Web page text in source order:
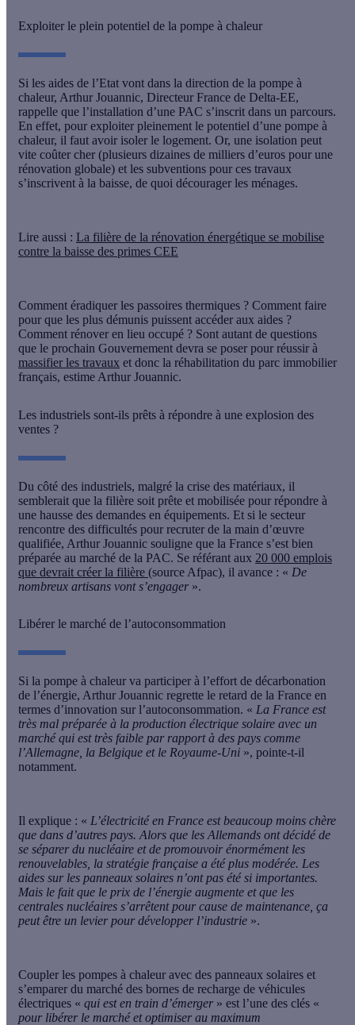
Exploiter le plein potentiel de la pompe à chaleur
Si les aides de l’Etat vont dans la direction de la pompe à
chaleur, Arthur Jouannic, Directeur France de Delta-EE,
rappelle que l’installation d’une PAC s’inscrit dans un parcours.
En effet, pour exploiter pleinement le potentiel d’une pompe à
chaleur, il faut avoir isoler le logement. Or, une isolation peut
vite coûter cher (plusieurs dizaines de milliers d’euros pour une
rénovation globale) et les subventions pour ces travaux
s’inscrivent à la baisse, de quoi décourager les ménages.
Lire aussi : La filière de la rénovation énergétique se mobilise
contre la baisse des primes CEE
Comment éradiquer les passoires thermiques ? Comment faire
pour que les plus démunis puissent accéder aux aides ?
Comment rénover en lieu occupé ? Sont autant de questions
que le prochain Gouvernement devra se poser pour réussir à
massifier les travaux et donc la réhabilitation du parc immobilier
français, estime Arthur Jouannic.
Les industriels sont-ils prêts à répondre à une explosion des
ventes ?
Du côté des industriels, malgré la crise des matériaux, il
semblerait que la filière soit prête et mobilisée pour répondre à
une hausse des demandes en équipements. Et si le secteur
rencontre des difficultés pour recruter de la main d’œuvre
qualifiée, Arthur Jouannic souligne que la France s’est bien
préparée au marché de la PAC. Se référant aux 20 000 emplois
que devrait créer la filière (source Afpac), il avance : « De
nombreux artisans vont s’engager ».
Libérer le marché de l’autoconsommation
Si la pompe à chaleur va participer à l’effort de décarbonation
de l’énergie, Arthur Jouannic regrette le retard de la France en
termes d’innovation sur l’autoconsommation. « La France est
très mal préparée à la production électrique solaire avec un
marché qui est très faible par rapport à des pays comme
l’Allemagne, la Belgique et le Royaume-Uni », pointe-t-il
notamment.
Il explique : « L’électricité en France est beaucoup moins chère
que dans d’autres pays. Alors que les Allemands ont décidé de
se séparer du nucléaire et de promouvoir énormément les
renouvelables, la stratégie française a été plus modérée. Les
aides sur les panneaux solaires n’ont pas été si importantes.
Mais le fait que le prix de l’énergie augmente et que les
centrales nucléaires s’arrêtent pour cause de maintenance, ça
peut être un levier pour développer l’industrie ».
Coupler les pompes à chaleur avec des panneaux solaires et
s’emparer du marché des bornes de recharge de véhicules
électriques « qui est en train d’émerger » est l’une des clés «
pour libérer le marché et optimiser au maximum